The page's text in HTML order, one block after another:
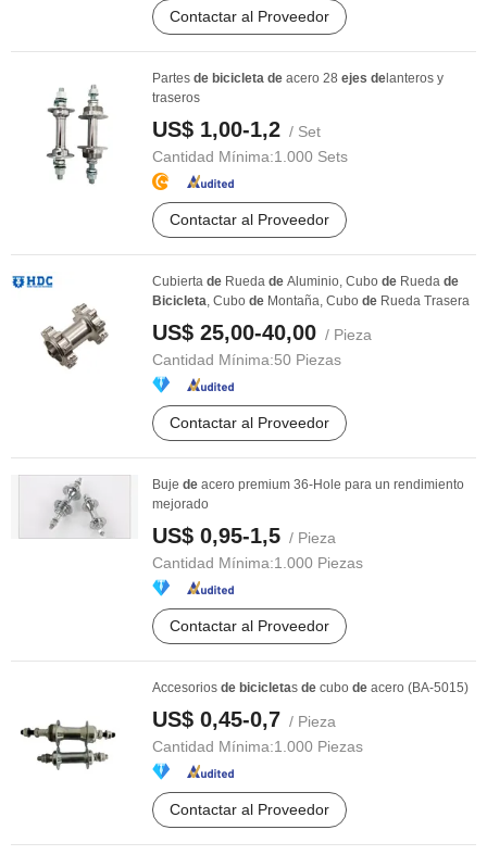
Contactar al Proveedor
Partes de bicicleta de acero 28 ejes de lanteros y
traseros
US$ 1,00-1,2 / Set
Cantidad Mínima:1.000 Sets
Contactar al Proveedor
Cubierta de Rueda de Aluminio, Cubo de Rueda de
Bicicleta, Cubo de Montaña, Cubo de Rueda Trasera
US$ 25,00-40,00 / Pieza
Cantidad Mínima:50 Piezas
Contactar al Proveedor
Buje de acero premium 36-Hole para un rendimiento
mejorado
US$ 0,95-1,5 / Pieza
Cantidad Mínima:1.000 Piezas
Contactar al Proveedor
Accesorios de bicicletas de cubo de acero (BA-5015)
US$ 0,45-0,7 / Pieza
Cantidad Mínima:1.000 Piezas
Contactar al Proveedor